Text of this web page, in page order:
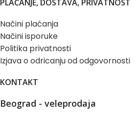
PLAĆANJE, DOSTAVA, PRIVATNOST
Načini plaćanja
Načini isporuke
Politika privatnosti
Izjava o odricanju od odgovornosti
KONTAKT
Beograd - veleprodaja